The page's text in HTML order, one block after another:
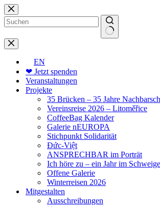
Zum
Inhalt
springen
Keine
Ergebnisse
EN
❤ Jetzt spenden
Veranstaltungen
Projekte
35 Brücken – 35 Jahre
Vereinsreise 2026 – Litoměřice
CoffeeBag Kalender
Galerie nEUROPA
Stichpunkt Solidarität
Đức-Việt
ANSPRECHBAR im Porträt
Ich höre zu – ein Jahr im
Offene Galerie
Winterreisen 2026
Mitgestalten
Ausschreibungen